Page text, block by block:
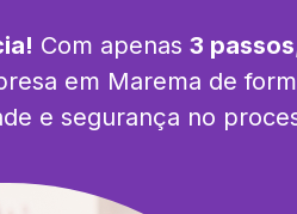
Com apenas 3 passos
em Marema de
e segurança no